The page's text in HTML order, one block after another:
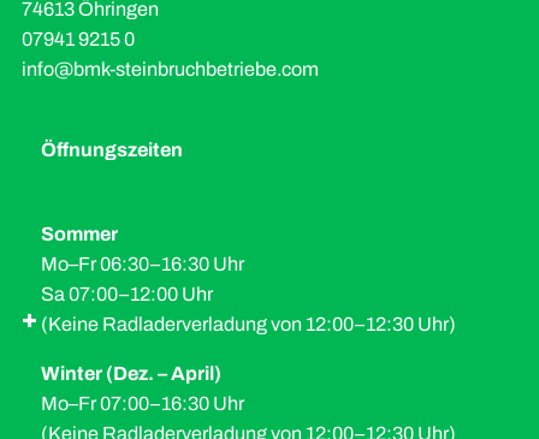
74613 Öhringen
07941 9215 0
info@bmk-steinbruchbetriebe.com
Öffnungszeiten
Sommer
Mo–Fr 06:30–16:30 Uhr
Sa 07:00–12:00 Uhr
(Keine Radladerverladung von 12:00–12:30 Uhr)
Winter (Dez. – April)
Mo–Fr 07:00–16:30 Uhr
(Keine Radladerverladung von 12:00–12:30 Uhr)